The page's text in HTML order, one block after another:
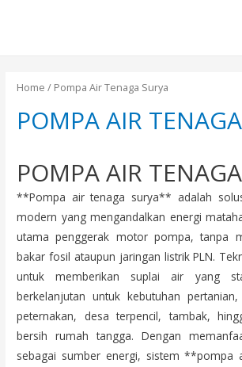
Home / Pompa Air Tenaga Surya
POMPA AIR
POMPA AIR
**Pompa air tenaga surya** adalah
modern yang mengandalkan energi
utama penggerak motor pompa, tanpa
bakar fosil ataupun jaringan listrik PLN.
untuk memberikan suplai air yang
berkelanjutan untuk kebutuhan
peternakan, desa terpencil, tambak,
bersih rumah tangga. Dengan
sebagai sumber energi, sistem **pompa